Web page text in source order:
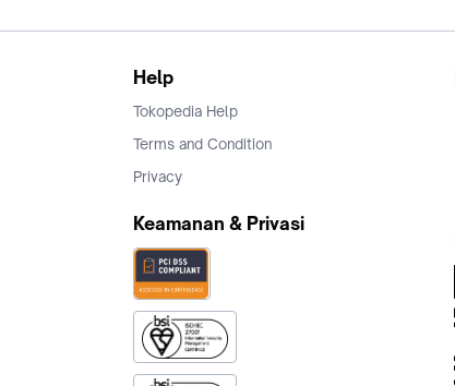
Help
Tokopedia Help
Terms and Condition
Privacy
Keamanan & Privasi